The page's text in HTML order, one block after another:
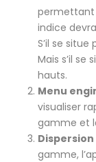
permettant
indice
S’il se
Mais s’il se
hauts.
Menu
visualiser
gamme et
gamme,